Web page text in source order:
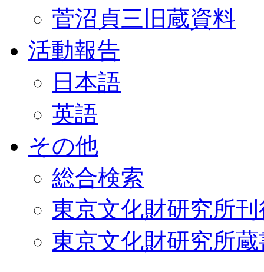
菅沼貞三旧蔵資料
活動報告
日本語
英語
その他
総合検索
東京文化財研究所
東京文化財研究所